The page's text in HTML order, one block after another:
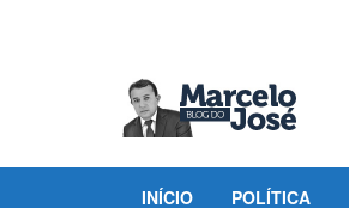
INÍCIO POLÍTICA